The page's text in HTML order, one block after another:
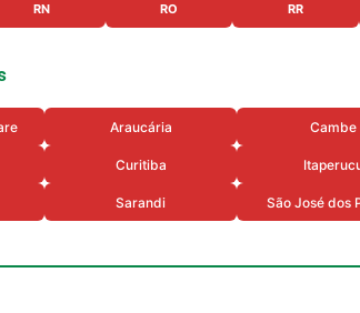
RN RO RR
Araucária Cambe
Curitiba
Sarandi São José dos